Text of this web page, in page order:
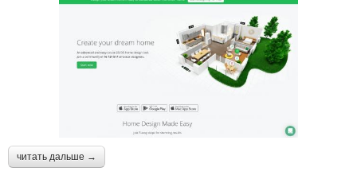
читать дальше →